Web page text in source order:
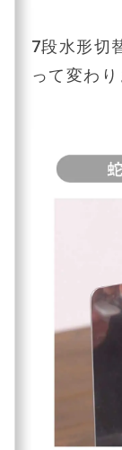
7段水形切
って変わ